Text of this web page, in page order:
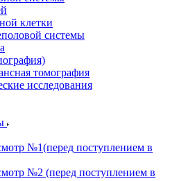
клетки
системы
томография
исследования
№1(перед поступлением в
№2 (перед поступлением в